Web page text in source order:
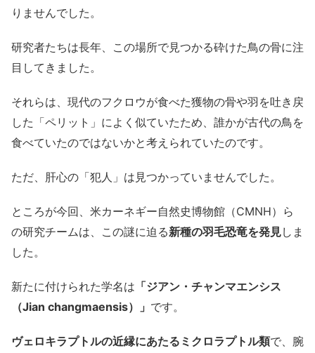
りませんでした。
研究者たちは長年、この場所で見つかる砕けた鳥の骨に注
目してきました。
それらは、現代のフクロウが食べた獲物の骨や羽を吐き戻
した「ペリット」によく似ていたため、誰かが古代の鳥を
食べていたのではないかと考えられていたのです。
ただ、肝心の「犯人」は見つかっていませんでした。
ところが今回、米カーネギー自然史博物館（CMNH）ら
の研究チームは、この謎に迫る新種の羽毛恐竜を発見しま
した。
新たに付けられた学名は 「ジアン・チャンマエンシス
（Jian changmaensis）」 です。
ヴェロキラプトルの近縁にあたるミクロラプトル類で、腕